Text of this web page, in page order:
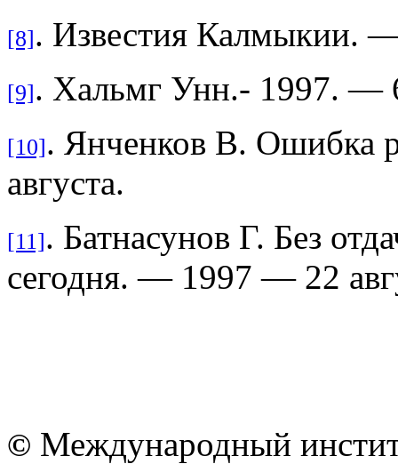
[8]. Известия Калмыкии.
[9]. Хальмг Унн.- 1997. —
[10]. Янченков В. Ошибка
августа.
[11]. Батнасунов Г. Без
сегодня. — 1997 — 22
© Международный